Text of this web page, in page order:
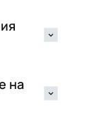
на